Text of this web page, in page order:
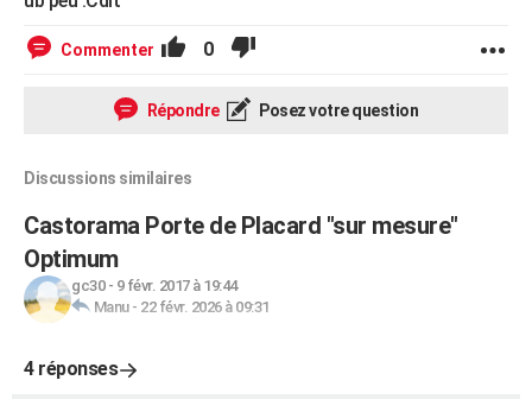
Commenter 0
Répondre Posez votre question
Discussions similaires
Castorama Porte de Placard "sur mesure"
Optimum
gc30- 9 févr. 2017 à 19:44
Manu- 22 févr. 2026 à 09:31
4 réponses